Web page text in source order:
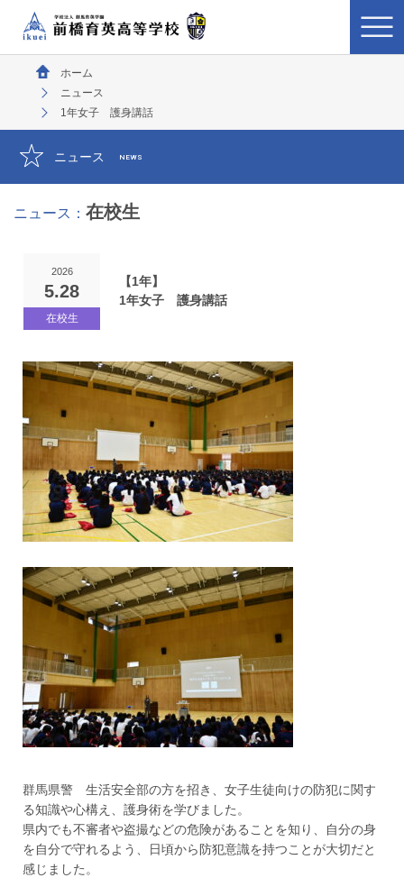
ホーム
ニュース
1年女子 護身講話
ニュース NEWS
ニュース： 在校生
2026
5.28
【1年】
1年女子 護身講話
群馬県警 生活安全部の方を招き、女子生徒向けの防犯に関す
る知識や心構え、護身術を学びました。
県内でも不審者や盗撮などの危険があることを知り、自分の身
を自分で守れるよう、日頃から防犯意識を持つことが大切だと
感じました。